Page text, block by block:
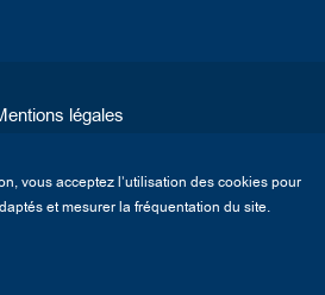
légales
CGV
vous acceptez l’utilisation des cookies pour
et mesurer la fréquentation du site.